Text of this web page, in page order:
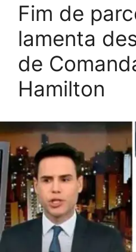
Fim de
lamenta
de
Hamilton